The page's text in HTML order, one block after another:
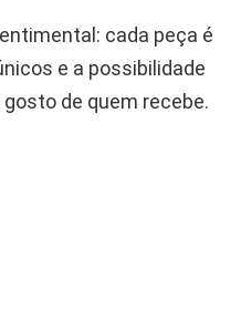
cada peça é
e a possibilidade
de quem recebe.